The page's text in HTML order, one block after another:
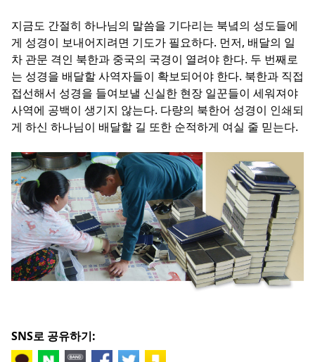
지금도 간절히 하나님의 말씀을 기다리는 북녘의 성도들에
게 성경이 보내어지려면 기도가 필요하다. 먼저, 배달의 일
차 관문 격인 북한과 중국의 국경이 열려야 한다. 두 번째로
는 성경을 배달할 사역자들이 확보되어야 한다. 북한과 직접
접선해서 성경을 들여보낼 신실한 현장 일꾼들이 세워져야
사역에 공백이 생기지 않는다. 다량의 북한어 성경이 인쇄되
게 하신 하나님이 배달할 길 또한 순적하게 여실 줄 믿는다.
SNS로 공유하기: